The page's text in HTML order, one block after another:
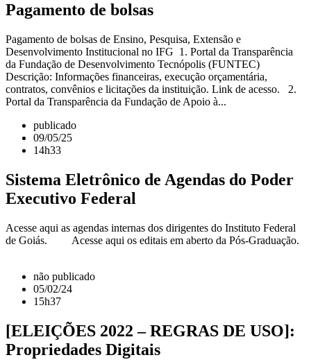
Pagamento de bolsas
Pagamento de bolsas de Ensino, Pesquisa, Extensão e
Desenvolvimento Institucional no IFG 1. Portal da Transparência
da Fundação de Desenvolvimento Tecnópolis (FUNTEC)
Descrição: Informações financeiras, execução orçamentária,
contratos, convênios e licitações da instituição. Link de acesso. 2.
Portal da Transparência da Fundação de Apoio à...
publicado
09/05/25
14h33
Sistema Eletrônico de Agendas do Poder
Executivo Federal
Acesse aqui as agendas internas dos dirigentes do Instituto Federal
de Goiás. Acesse aqui os editais em aberto da Pós-Graduação.
não publicado
05/02/24
15h37
[ELEIÇÕES 2022 – REGRAS DE USO]:
Propriedades Digitais